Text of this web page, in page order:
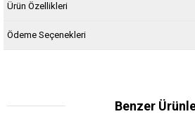
Ürün Özellikleri
Ödeme Seçenekleri
Benzer